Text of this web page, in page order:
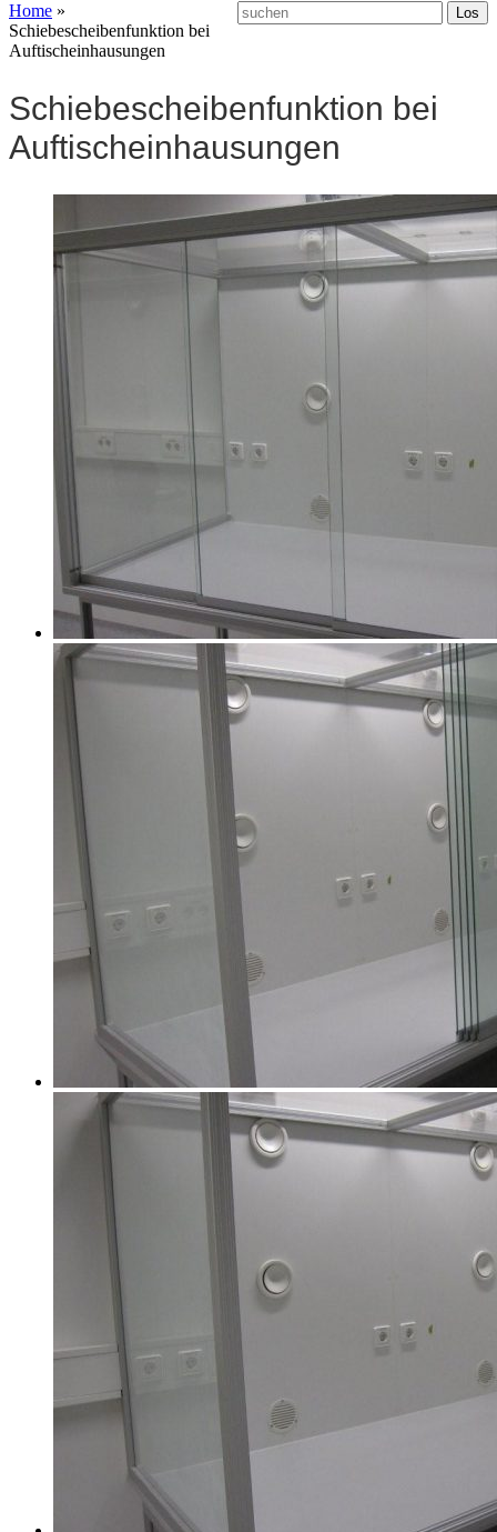
Home »
Schiebescheibenfunktion bei
Auftischeinhausungen
Schiebescheibenfunktion bei
Auftischeinhausungen